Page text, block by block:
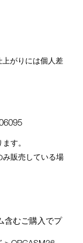
がりには個人差
す。
販売している場
含むご購入でプ